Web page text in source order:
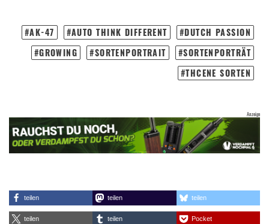
AK-47 AUTO THINK DIFFERENT
DUTCH PASSION
GROWING
SORTENPORTRAIT
SORTENPORTRÄT
THCENE SORTEN
teilen teilen teilen
teilen teilen Pocket